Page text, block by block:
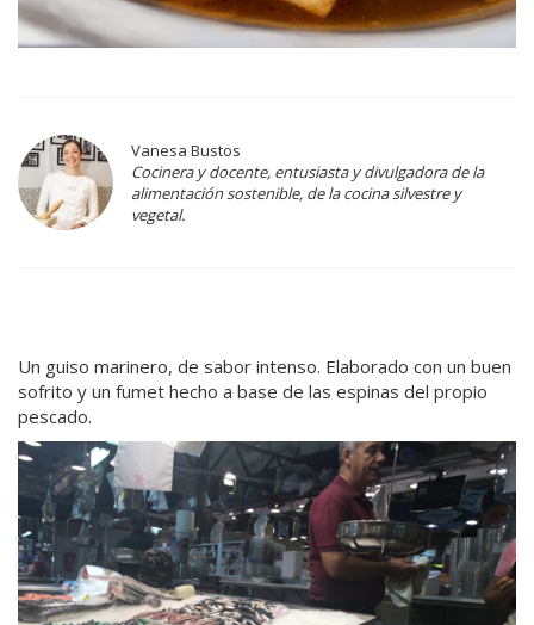
Vanesa Bustos
Cocinera y docente, entusiasta y divulgadora de la
alimentación sostenible, de la cocina silvestre y
vegetal.
Un guiso marinero, de sabor intenso. Elaborado con un buen
sofrito y un fumet hecho a base de las espinas del propio
pescado.